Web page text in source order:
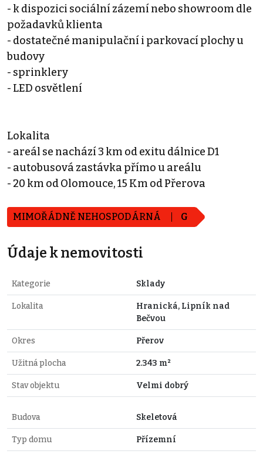
- k dispozici sociální zázemí nebo showroom dle
požadavků klienta
- dostatečné manipulační i parkovací plochy u
budovy
- sprinklery
- LED osvětlení
Lokalita
- areál se nachází 3 km od exitu dálnice D1
- autobusová zastávka přímo u areálu
- 20 km od Olomouce, 15 Km od Přerova
MIMOŘÁDNĚ NEHOSPODÁRNÁ G
Údaje k nemovitosti
Kategorie Sklady
Lokalita
Hranická, Lipník nad
Bečvou
Okres Přerov
Užitná plocha 2.343 m²
Stav objektu Velmi dobrý
Budova Skeletová
Typ domu Přízemní